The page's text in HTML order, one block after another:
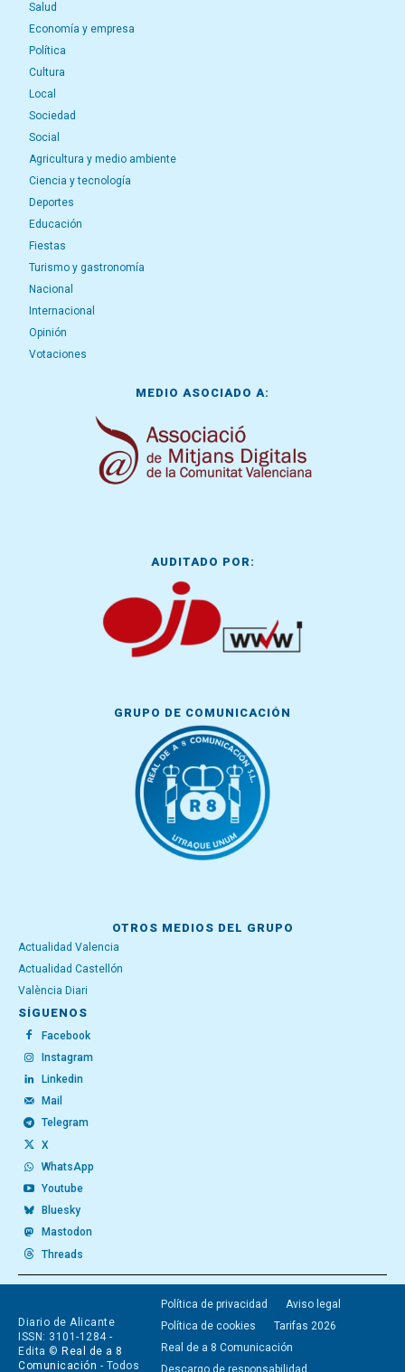
Salud
Economía y empresa
Política
Cultura
Local
Sociedad
Social
Agricultura y medio ambiente
Ciencia y tecnología
Deportes
Educación
Fiestas
Turismo y gastronomía
Nacional
Internacional
Opinión
Votaciones
MEDIO ASOCIADO A:
AUDITADO POR:
GRUPO DE COMUNICACIÓN
OTROS MEDIOS DEL GRUPO
Actualidad Valencia
Actualidad Castellón
València Diari
SÍGUENOS
Facebook
Instagram
Linkedin
Mail
Telegram
X
WhatsApp
Youtube
Bluesky
Mastodon
Threads
Diario de Alicante
ISSN: 3101-1284 -
Edita © Real de a 8
Comunicación - Todos
Política de privacidad
Aviso legal
Política de cookies
Tarifas 2026
Real de a 8 Comunicación
Descargo de responsabilidad